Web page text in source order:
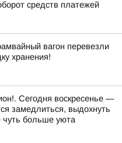
средств платежей
вагон перевезли
хранения!
Сегодня воскресенье —
замедлиться, выдохнуть
чуть больше уюта